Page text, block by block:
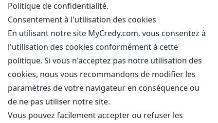
Politique de confidentialité.
Consentement à l'utilisation des cookies
En utilisant notre site MyCredy.com, vous consentez à
l'utilisation des cookies conformément à cette
politique. Si vous n'acceptez pas notre utilisation des
cookies, nous vous recommandons de modifier les
paramètres de votre navigateur en conséquence ou
de ne pas utiliser notre site.
Vous pouvez facilement accepter ou refuser les